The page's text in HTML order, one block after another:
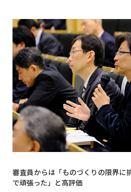
審査員からは「ものづくりの限界に
で頑張った」と高評価